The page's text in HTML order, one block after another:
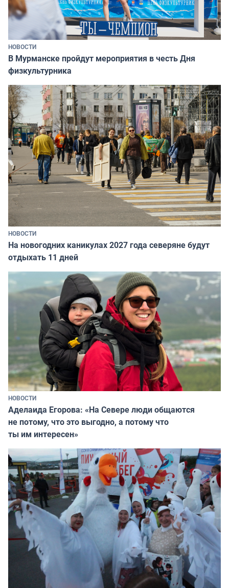
НОВОСТИ
В Мурманске пройдут мероприятия в честь Дня
физкультурника
НОВОСТИ
На новогодних каникулах 2027 года северяне будут
отдыхать 11 дней
НОВОСТИ
Аделаида Егорова: «На Севере люди общаются
не потому, что это выгодно, а потому что
ты им интересен»